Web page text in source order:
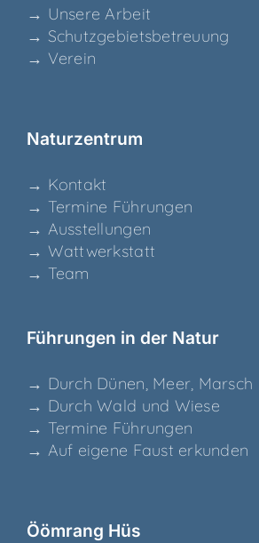
→ Unse­re Arbeit
→ Schutz­ge­biets­be­treu­ung
→ Ver­ein
Natur­zen­trum
→ Kon­takt
→ Ter­mi­ne Führungen
→ Aus­stel­lun­gen
→ Watt­werk­statt
→ Team
Füh­run­gen in der Natur
→ Durch Dünen, Meer, Marsch
→ Durch Wald und Wiese
→ Ter­mi­ne Führungen
→ Auf eige­ne Faust erkunden
Ööm­rang Hüs